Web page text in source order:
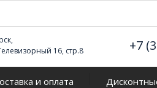
16, стр.8
+7
и оплата